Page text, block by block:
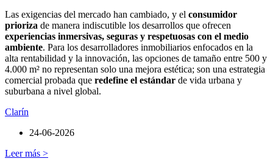
Las exigencias del mercado han cambiado, y el consumidor
prioriza de manera indiscutible los desarrollos que ofrecen
experiencias inmersivas, seguras y respetuosas con el medio
ambiente. Para los desarrolladores inmobiliarios enfocados en la
alta rentabilidad y la innovación, las opciones de tamaño entre 500 y
4.000 m² no representan solo una mejora estética; son una estrategia
comercial probada que redefine el estándar de vida urbana y
suburbana a nivel global.
Clarín
24-06-2026
Leer más >